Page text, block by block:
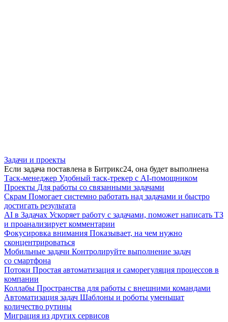
Задачи и проекты
Если задача поставлена в Битрикс24, она будет выполнена
Таск-менеджер Удобный таск-трекер с AI-помощником
Проекты Для работы со связанными задачами
Скрам Помогает системно работать над задачами и быстро
достигать результата
AI в Задачах Ускоряет работу с задачами, поможет написать ТЗ
и проанализирует комментарии
Фокусировка внимания Показывает, на чем нужно
сконцентрироваться
Мобильные задачи Контролируйте выполнение задач
со смартфона
Потоки Простая автоматизация и саморегуляция процессов в
компании
Коллабы Пространства для работы с внешними командами
Автоматизация задач Шаблоны и роботы уменьшат
количество рутины
Миграция из других сервисов